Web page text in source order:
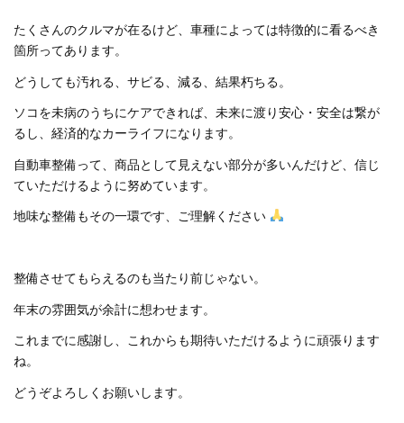
たくさんのクルマが在るけど、車種によっては特徴的に看るべき
箇所ってあります。
どうしても汚れる、サビる、減る、結果朽ちる。
ソコを未病のうちにケアできれば、未来に渡り安心・安全は繋が
るし、経済的なカーライフになります。
自動車整備って、商品として見えない部分が多いんだけど、信じ
ていただけるように努めています。
地味な整備もその一環です、ご理解ください
整備させてもらえるのも当たり前じゃない。
年末の雰囲気が余計に想わせます。
これまでに感謝し、これからも期待いただけるように頑張ります
ね。
どうぞよろしくお願いします。